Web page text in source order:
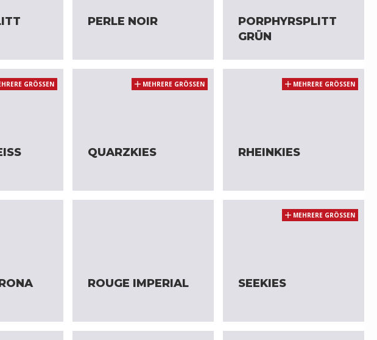
PERLE NOIR
PORPHYRSPLITT
GRÜN
GRÖSSEN
QUARZKIES
MEHRERE GRÖSSEN
RHEINKIES
MEHRERE GRÖSSEN
ROUGE IMPERIAL SEEKIES
MEHRERE GRÖSSEN